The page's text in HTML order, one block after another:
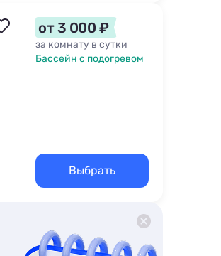
от 3 000 ₽
за комнату в сутки
Бассейн с подогревом
Выбрать